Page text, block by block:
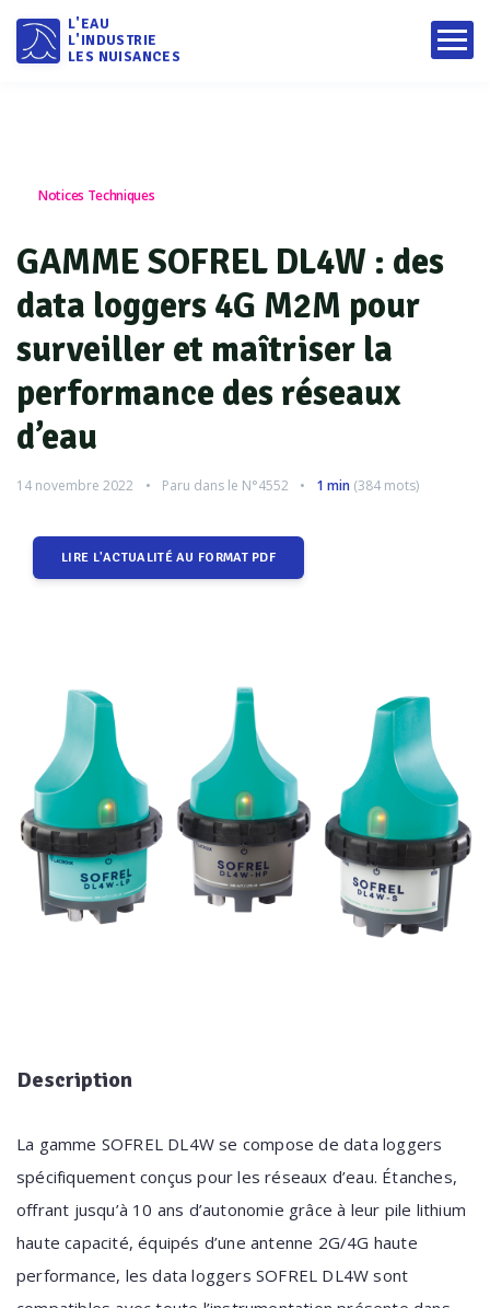
L'EAU
L'INDUSTRIE
LES NUISANCES
Notices Techniques
GAMME SOFREL DL4W : des
data loggers 4G M2M pour
surveiller et maîtriser la
performance des réseaux
d’eau
14 novembre 2022 Paru dans le N°4552 1 min (384 mots)
LIRE L'ACTUALITÉ AU FORMAT PDF
Description
La gamme SOFREL DL4W se compose de data loggers
spécifiquement conçus pour les réseaux d’eau. Étanches,
offrant jusqu’à 10 ans d’autonomie grâce à leur pile lithium
haute capacité, équipés d’une antenne 2G/4G haute
performance, les data loggers SOFREL DL4W sont